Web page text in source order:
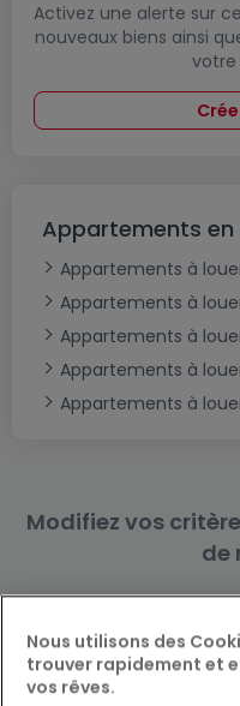
Activez une alerte sur
nouveaux biens ainsi
votre
Appartements
Appartements à
Appartements à
Appartements à
Appartements à
Appartements à
Modifiez vos
de
Biens
Nous utilisons des
trouver rapidement et
vos rêves.